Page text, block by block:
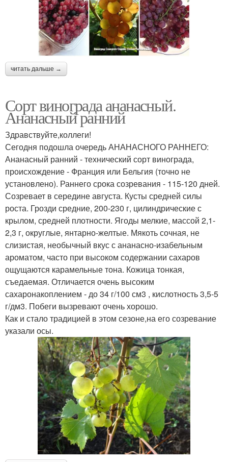
читать дальше →
Сорт винограда ананасный.
Ананасный ранний
Здравствуйте,коллеги!
Сегодня подошла очередь АНАНАСНОГО РАННЕГО:
Ананасный ранний - технический сорт винограда,
происхождение - Франция или Бельгия (точно не
установлено). Раннего срока созревания - 115-120 дней.
Созревает в середине августа. Кусты средней силы
роста. Грозди средние, 200-230 г, цилиндрические с
крылом, средней плотности. Ягоды мелкие, массой 2,1-
2,3 г, округлые, янтарно-желтые. Мякоть сочная, не
слизистая, необычный вкус с ананасно-изабельным
ароматом, часто при высоком содержании сахаров
ощущаются карамельные тона. Кожица тонкая,
съедаемая. Отличается очень высоким
сахаронакоплением - до 34 г/100 см3 , кислотность 3,5-5
г/дм3. Побеги вызревают очень хорошо.
Как и стало традицией в этом сезоне,на его созревание
указали осы.